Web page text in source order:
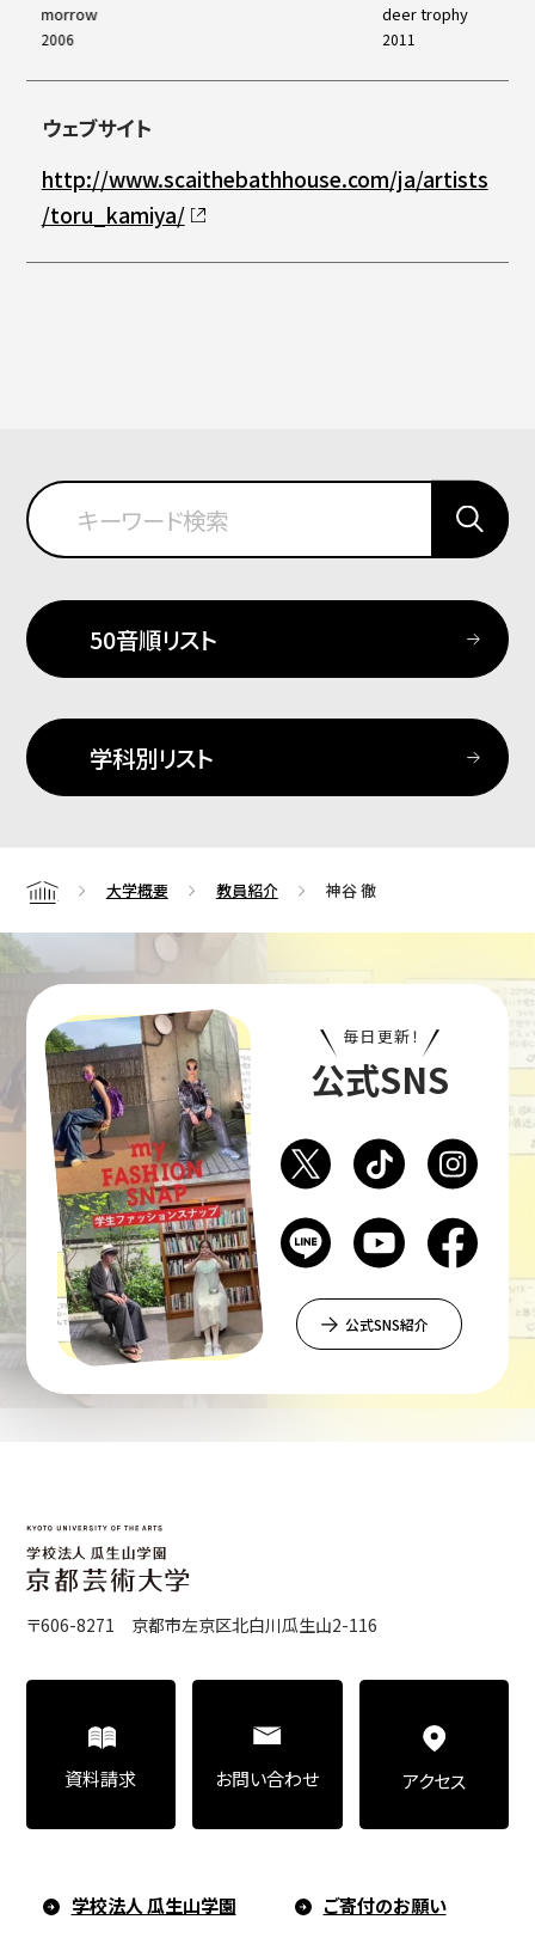
morrow
2006
deer trophy
2011
ウェブサイト
http://www.scaithebathhouse.com/ja/artists
/toru_kamiya/
50音順リスト
学科別リスト
Home 大学概要 教員紹介 神谷 徹
毎日更新！
公式SNS
公式SNS紹介
〒606-8271 京都市左京区北白川瓜生山2-116
学校法人 瓜生山学園 ご寄付のお願い
資料請求 お問い合わせ アクセス